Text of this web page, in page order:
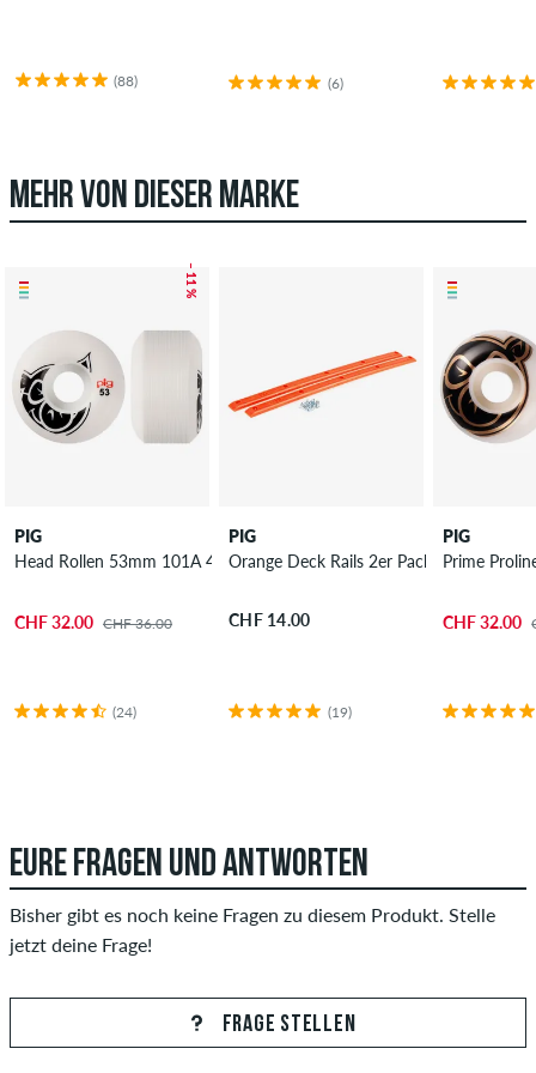
(88) (6)
MEHR VON DIESER MARKE
– 11 %
PIG
Head Rollen 53mm 101A 4er Pack
CHF 32.00 CHF 36.00
(24)
PIG
Orange Deck Rails 2er Pack
CHF 14.00
(19)
PIG
Prime
CHF 32.00
EURE FRAGEN UND ANTWORTEN
Bisher gibt es noch keine Fragen zu diesem Produkt. Stelle
jetzt deine Frage!
FRAGE STELLEN